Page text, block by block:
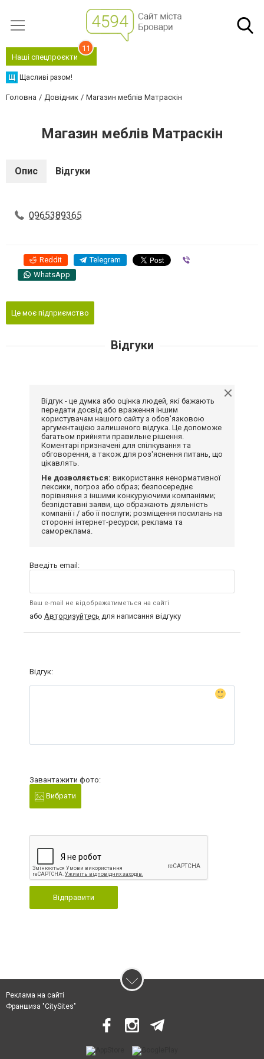
Наші спецпроєкти
11
Щ Щасливі разом!
Головна Довідник Магазин меблів Матраскін
Магазин меблів Матраскін
Опис Відгуки
0965389365
Reddit Telegram
WhatsApp
Це моє підприємство
Відгуки
Відгук - це думка або оцінка людей, які бажають
передати досвід або враження іншим
користувачам нашого сайту з обов'язковою
аргументацією залишеного відгука. Це допоможе
багатьом прийняти правильне рішення.
Коментарі призначені для спілкування та
обговорення, а також для роз'яснення питань, що
цікавлять.
Не дозволяється: використання ненормативної
лексики, погроз або образ; безпосереднє
порівняння з іншими конкуруючими компаніями;
безпідставні заяви, що ображають діяльність
компанії і / або її послуги; розміщення посилань на
сторонні інтернет-ресурси; реклама та
самореклама.
Введіть email:
Ваш e-mail не відображатиметься на сайті
або Авторизуйтесь для написання відгуку
Відгук:
Завантажити фото:
Вибрати
Відправити
Реклама на сайті
Франшиза "CitySites"